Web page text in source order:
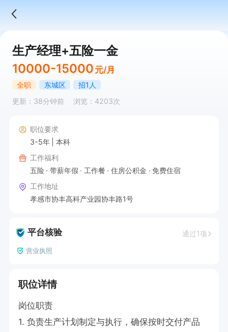
生产经理+五险一金
10000-15000 元/月
全职 东城区
招1人
更新：38分钟前
浏览：4203次
职位要求
3-5年
本科
工作福利
五险
带薪年假 工作餐 住房公积金
免费住宿
工作地址
孝感市协丰高科产业园协丰路1号
平台核验 通过1项
营业执照
职位详情
岗位职责
1. 负责生产计划制定与执行，确保按时交付产品